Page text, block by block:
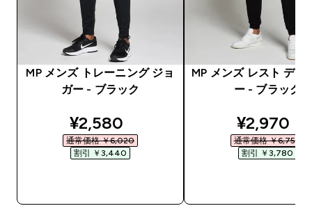
MP メンズ トレーニング ジョ
ガー - ブラック
discounted price
¥2,580‎
通常価格 ￥6,020‎
割引 ￥3,440‎
MP メンズ レスト デー
ー - ブラック
¥2,970‎
通常価格 ￥6,750‎
割引 ￥3,780‎